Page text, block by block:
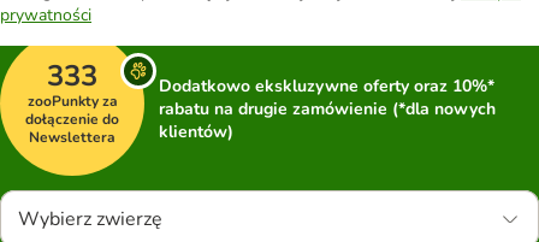
prywatności
333
zooPunkty za
dołączenie do
Newslettera
Dodatkowo ekskluzywne oferty oraz 10%*
rabatu na drugie zamówienie (*dla nowych
klientów)
Wybierz zwierzę